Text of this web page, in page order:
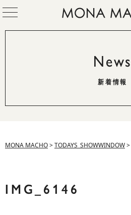
News
新着情報
MONA MACHO>TODAYS_SHOWWINDOW>
IMG_6146